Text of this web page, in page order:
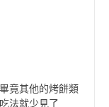
竟其他的烤餅類
法就少見了